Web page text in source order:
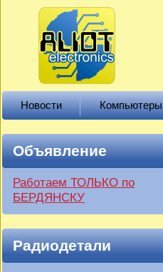
Новости Компьютеры
Объявление
Работаем ТОЛЬКО по
БЕРДЯНСКУ
Радиодетали